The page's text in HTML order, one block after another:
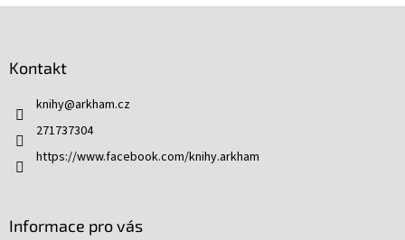
Kontakt
knihy@arkham.cz
271737304
https://www.facebook.com/knihy.arkham
Informace pro vás